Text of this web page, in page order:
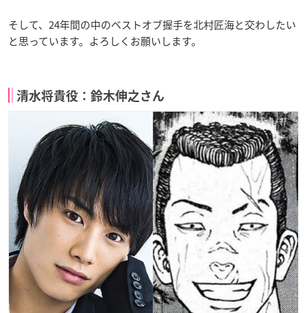
そして、24年間の中のベストオブ握手を北村匠海と交わしたい
と思っています。よろしくお願いします。
清水将貴役：鈴木伸之さん